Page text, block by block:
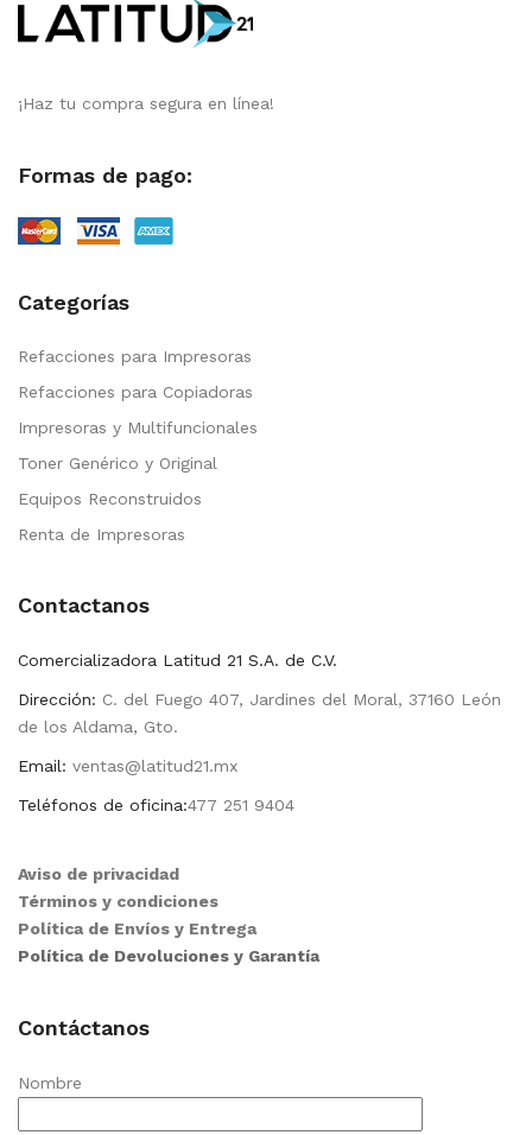
¡Haz tu compra segura en línea!
Formas de pago:
Categorías
Refacciones para Impresoras
Refacciones para Copiadoras
Impresoras y Multifuncionales
Toner Genérico y Original
Equipos Reconstruidos
Renta de Impresoras
Contactanos
Comercializadora Latitud 21 S.A. de C.V.
Dirección: C. del Fuego 407, Jardines del Moral, 37160 León
de los Aldama, Gto.
Email: ventas@latitud21.mx
Teléfonos de oficina:477 251 9404
Aviso de privacidad
Términos y condiciones
Política de Envíos y Entrega
Política de Devoluciones y Garantía
Contáctanos
Nombre